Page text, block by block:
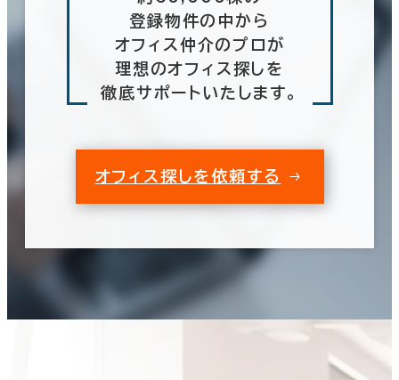
登録物件の中から
オフィス仲介のプロが
理想のオフィス探しを
徹底サポートいたします。
オフィス探しを依頼する